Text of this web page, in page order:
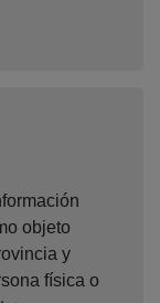
objeto
y
física o